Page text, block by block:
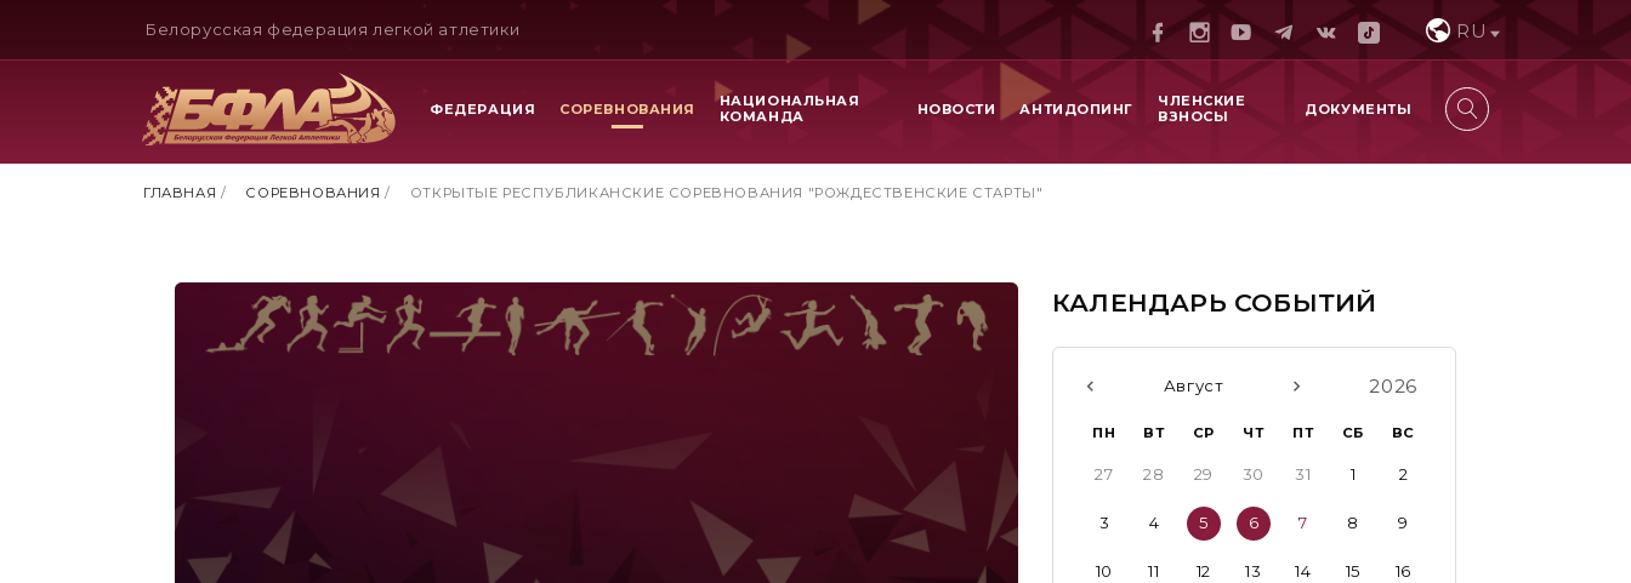
Белорусская федерация легкой атлетики RU
ФЕДЕРАЦИЯ СОРЕВНОВАНИЯ
НАЦИОНАЛЬНАЯ
КОМАНДА
НОВОСТИ АНТИДОПИНГ
ЧЛЕНСКИЕ
ВЗНОСЫ
ДОКУМЕНТЫ
ГЛАВНАЯ / СОРЕВНОВАНИЯ / ОТКРЫТЫЕ РЕСПУБЛИКАНСКИЕ СОРЕВНОВАНИЯ "РОЖДЕСТВЕНСКИЕ СТАРТЫ"
КАЛЕНДАРЬ СОБЫТИЙ
Август 2026
ПН ВТ СР ЧТ ПТ СБ ВС
27 28 29 30 31 1 2
3 4 5 6 7 8 9
10 11 12 13 14 15 16